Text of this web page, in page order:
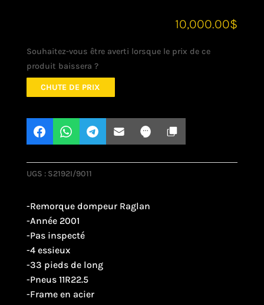
10,000.00$
Souhaitez-vous être averti lorsque le prix de ce
produit baissera ?
CHUTE DE PRIX
UGS : S2192I/9011
-Remorque dompeur Raglan
-Année 2001
-Pas inspecté
-4 essieux
-33 pieds de long
-Pneus 11R22.5
-Frame en acier